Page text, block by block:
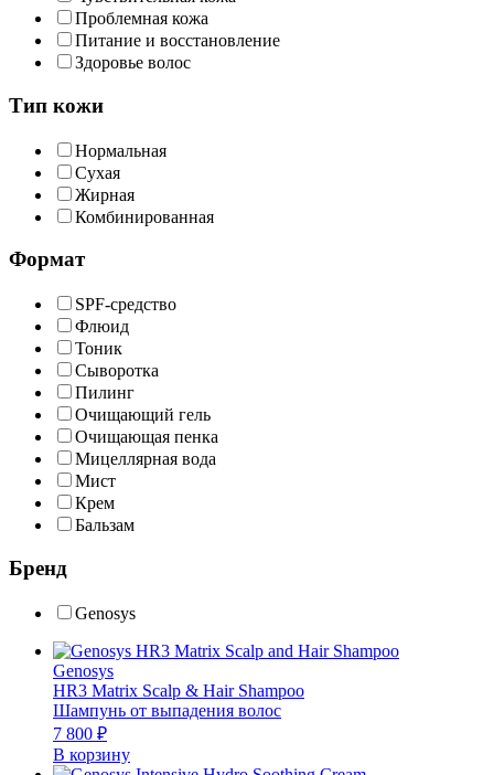
Проблемная кожа
Питание и восстановление
Здоровье волос
Тип кожи
Нормальная
Сухая
Жирная
Комбинированная
Формат
SPF-средство
Флюид
Тоник
Сыворотка
Пилинг
Очищающий гель
Очищающая пенка
Мицеллярная вода
Мист
Крем
Бальзам
Бренд
Genosys
Genosys
HR3 Matrix Scalp & Hair Shampoo
Шампунь от выпадения волос
7 800 ₽
В корзину